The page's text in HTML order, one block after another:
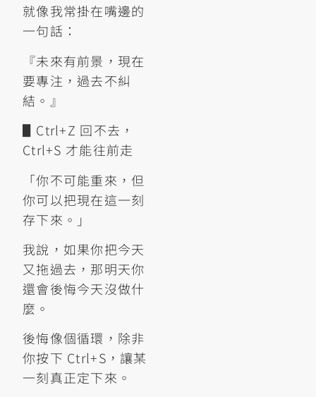
就像我常掛在嘴邊的
一句話：
『未來有前景，現在
要專注，過去不糾
結。』
▋Ctrl+Z 回不去，
Ctrl+S 才能往前走
「你不可能重來，但
你可以把現在這一刻
存下來。」
我說，如果你把今天
又拖過去，那明天你
還會後悔今天沒做什
麼。
後悔像個循環，除非
你按下 Ctrl+S，讓某
一刻真正定下來。